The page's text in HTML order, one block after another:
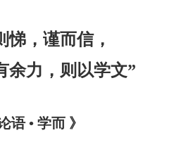
悌，谨而信，
余力，则以学文”
• 学而 》